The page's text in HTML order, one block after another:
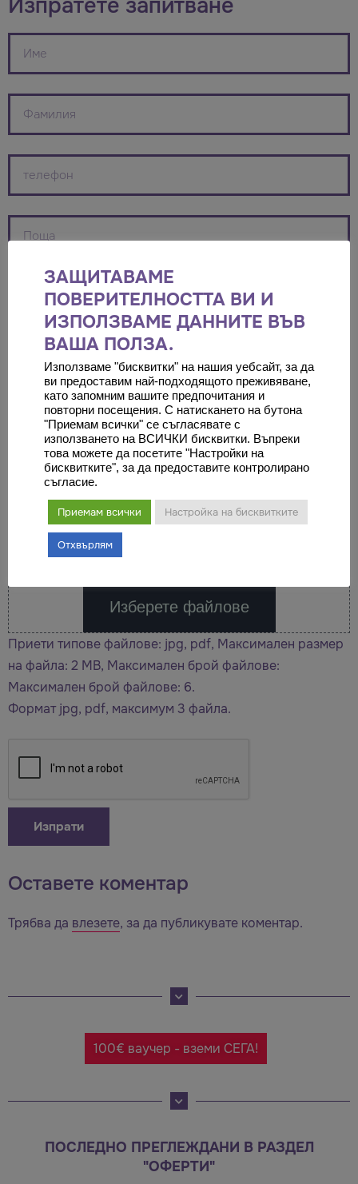
Изпратете запитване
Изберете файлове
Приети типове файлове: jpg, pdf, Максимален размер
на файла: 2 MB, Максимален брой файлове:
Максимален брой файлове: 6.
Формат jpg, pdf, максимум 3 файла.
Оставете коментар
Трябва да влезете, за да публикувате коментар.
100€ ваучер - вземи СЕГА!
ПОСЛЕДНО ПРЕГЛЕЖДАНИ В РАЗДЕЛ
"ОФЕРТИ"
ЗАЩИТАВАМЕ
ПОВЕРИТЕЛНОСТТА ВИ И
ИЗПОЛЗВАМЕ ДАННИТЕ ВЪВ
ВАША ПОЛЗА.
Използваме "бисквитки" на нашия уебсайт, за да
ви предоставим най-подходящото преживяване,
като запомним вашите предпочитания и
повторни посещения. С натискането на бутона
"Приемам всички" се съгласявате с
използването на ВСИЧКИ бисквитки. Въпреки
това можете да посетите "Настройки на
бисквитките", за да предоставите контролирано
съгласие.
Приемам всички Настройка на бисквитките
Отхвърлям